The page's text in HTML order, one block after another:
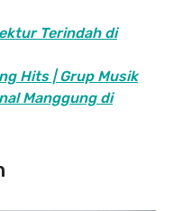
Terindah di
Hits | Grup Musik
Manggung di